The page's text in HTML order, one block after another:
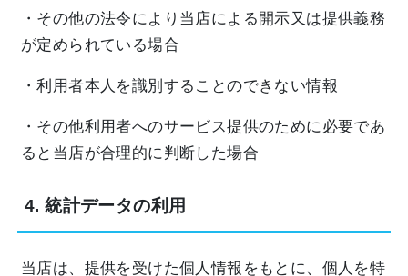
・その他の法令により当店による開示又は提供義務
が定められている場合
・利用者本人を識別することのできない情報
・その他利用者へのサービス提供のために必要であ
ると当店が合理的に判断した場合
4. 統計データの利用
当店は、提供を受けた個人情報をもとに、個人を特